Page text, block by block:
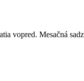
vopred. Mesačná